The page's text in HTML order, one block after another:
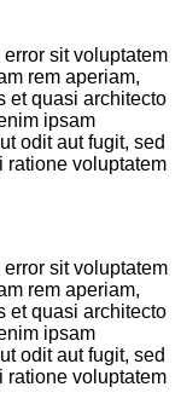
sit voluptatem
rem aperiam,
et quasi architecto
ipsam
odit aut fugit, sed
ratione voluptatem
sit voluptatem
rem aperiam,
et quasi architecto
ipsam
odit aut fugit, sed
ratione voluptatem